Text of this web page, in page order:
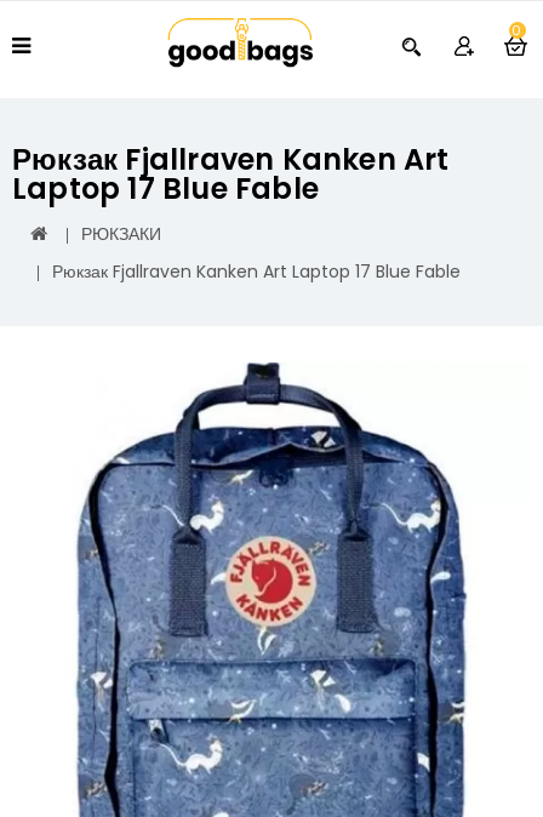
0
Рюкзак Fjallraven Kanken Art
Laptop 17 Blue Fable
РЮКЗАКИ
Рюкзак Fjallraven Kanken Art Laptop 17 Blue Fable